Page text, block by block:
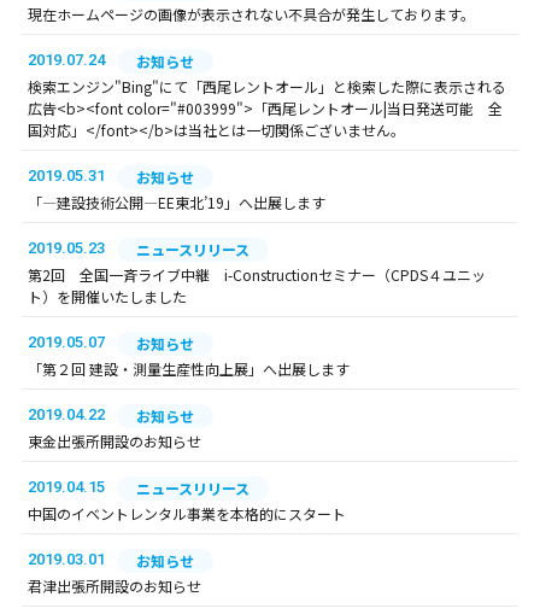
現在ホームページの画像が表示されない不具合が発生しております。
2019.07.24
お知らせ
検索エンジン"Bing"にて「西尾レントオール」と検索した際に表示される
広告<b><font color="#003999">「西尾レントオール|当日発送可能 全
国対応」</font></b>は当社とは一切関係ございません。
2019.05.31
お知らせ
「―建設技術公開―EE東北’19」へ出展します
2019.05.23
ニュースリリース
第2回 全国一斉ライブ中継 i-Constructionセミナー（CPDS４ユニッ
ト）を開催いたしました
2019.05.07
お知らせ
「第２回 建設・測量生産性向上展」へ出展します
2019.04.22
お知らせ
東金出張所開設のお知らせ
2019.04.15
ニュースリリース
中国のイベントレンタル事業を本格的にスタート
2019.03.01
お知らせ
君津出張所開設のお知らせ